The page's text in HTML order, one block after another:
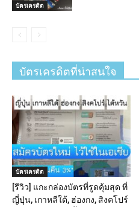
บัตรเครดิต
บัตรเครดิตที่น่าสนใจ
บัตรเครดิต
[รีวิว] แกะกล่องบัตรที่รูดคุ้มสุด ที่
ญี่ปุ่น, เกาหลีใต้, ฮ่องกง, สิงคโปร์